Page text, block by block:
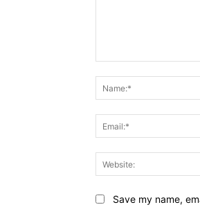
Save my name,